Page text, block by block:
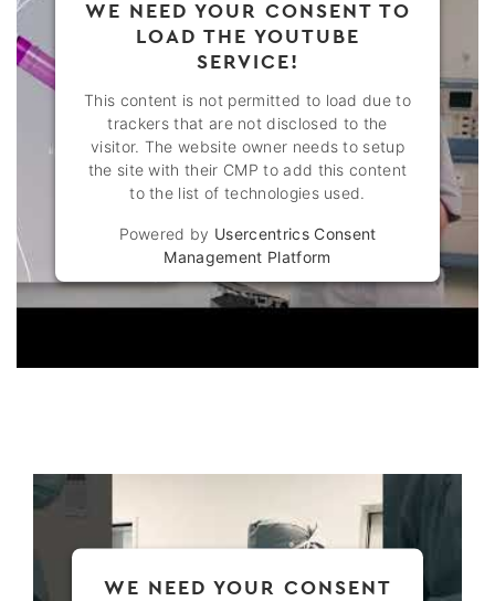
WE NEED YOUR CONSENT TO
LOAD THE YOUTUBE
SERVICE!
This content is not permitted to load due to
trackers that are not disclosed to the
visitor. The website owner needs to setup
the site with their CMP to add this content
to the list of technologies used.
Powered by Usercentrics Consent
Management Platform
WE NEED YOUR CONSENT